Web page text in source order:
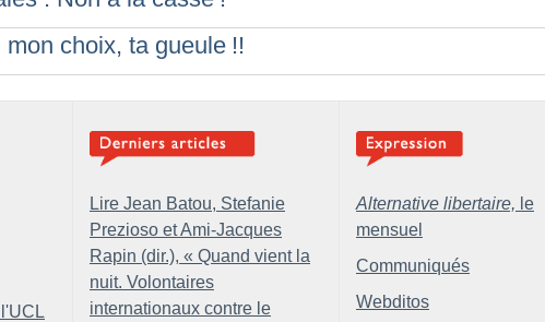
choix, ta gueule !!
Lire Jean Batou, Stefanie
Prezioso et Ami-Jacques
Rapin (dir.), « Quand vient la
nuit. Volontaires
internationaux contre le
Alternative libertaire, le
mensuel
Communiqués
Webditos